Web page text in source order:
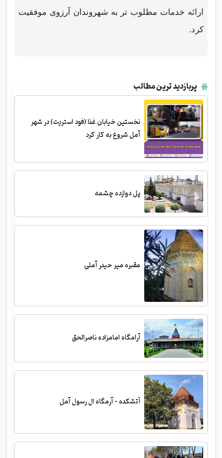
ارائه خدمات مطلوب تر به شهروندان آرزوی موفقیت
کرد.
پربازدید ترین مطالب
نخستین خیابان غذا (فود استریت) در شهر
آمل شروع به کار کرد
پل دوازده چشمه
مقبره میر حیدر آملی
آرامگاه امامزاده ناصرالحق
آتشکده - آرمگاه ال رسول آمل